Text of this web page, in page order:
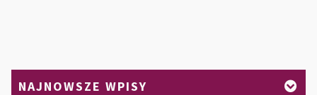
NAJNOWSZE WPISY